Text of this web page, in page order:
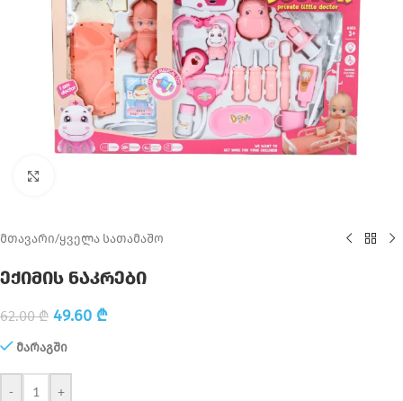
მთავარი/ყველა სათამაშო
ექიმის ნაკრები
62.00₾ 49.60 ₾
მარაგში
- +